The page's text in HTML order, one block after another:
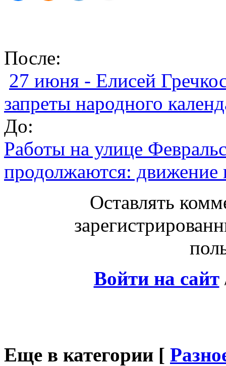
После:
27 июня - Елисей
запреты народного
До:
Работы на улице
продолжаются: движение
Оставлять
Войти на сайт
Еще в категории [